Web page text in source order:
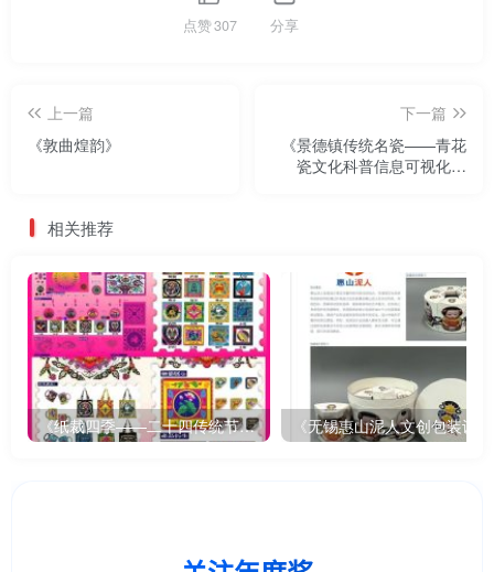
点赞307 分享
上一篇
《敦曲煌韵》
下一篇
《景德镇传统名瓷——青花
瓷文化科普信息可视化设
相关推荐
《纸裁四季——二十四传统节气文创设计》 《无锡惠山泥人文创包装设